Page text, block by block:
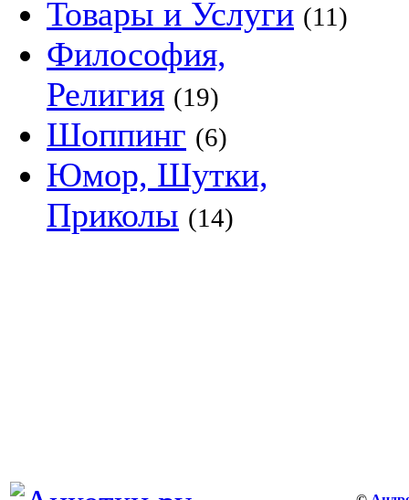
Товары и Услуги (11)
Философия,
Религия (19)
Шоппинг (6)
Юмор, Шутки,
Приколы (14)